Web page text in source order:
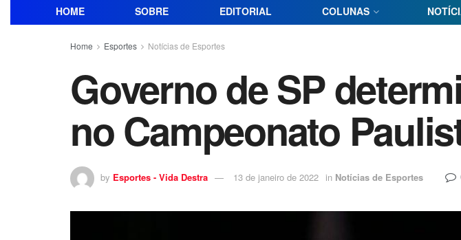
HOME SOBRE EDITORIAL COLUNAS
Home Esportes Notícias de Esportes
Governo de SP
no Campeonato
by Esportes - Vida Destra 13 de janeiro de 2022 in Notícias de Esportes